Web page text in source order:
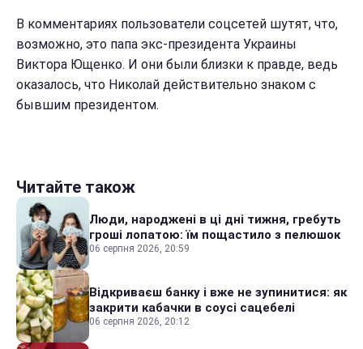
В комментариях пользователи соцсетей шутят, что,
возможно, это папа экс-президента Украины
Виктора Ющенко. И они были близки к правде, ведь
оказалось, что Николай действительно знаком с
бывшим президентом.
Читайте також
Люди, народжені в ці дні тижня, гребуть
гроші лопатою: їм пощастило з пелюшок
06 серпня 2026, 20:59
Відкриваєш банку і вже не зупинитися: як
закрити кабачки в соусі сацебелі
06 серпня 2026, 20:12